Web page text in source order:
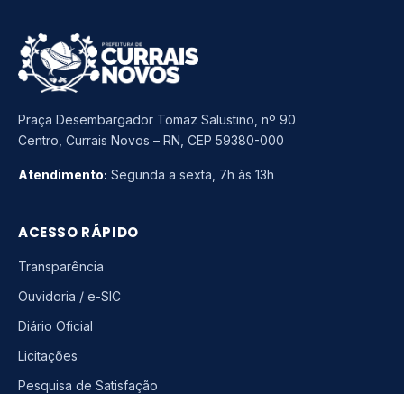
Praça Desembargador Tomaz Salustino, nº 90
Centro, Currais Novos – RN, CEP 59380-000
Atendimento: Segunda a sexta, 7h às 13h
ACESSO RÁPIDO
Transparência
Ouvidoria / e-SIC
Diário Oficial
Licitações
Pesquisa de Satisfação